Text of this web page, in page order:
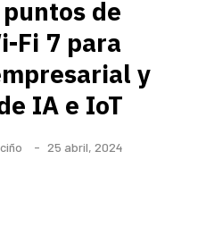
de
Fi 7 para
y
IA e IoT
25 abril, 2024